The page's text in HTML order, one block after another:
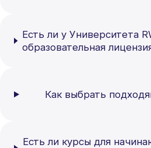
Есть ли у Университета
образовательная
Как выбрать
Есть ли курсы для